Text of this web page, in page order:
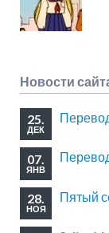
Новости
25.
ДЕК
07.
ЯНВ
28.
НОЯ
Пятый